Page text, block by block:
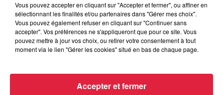
RADIO INFOS
Vous pouvez accepter en cliquant sur "Accepter et fermer", ou affiner en
sélectionnant les finalités et/ou partenaires dans "Gérer mes choix".
Vous pouvez également refuser en cliquant sur "Continuer sans
accepter". Vos préférences ne s'appliqueront que pour ce site. Vous
pouvez mettre à jour vos choix, ou retirer votre consentement à tout
moment via le lien "Gérer les cookies" situé en bas de chaque page.
Accepter et fermer